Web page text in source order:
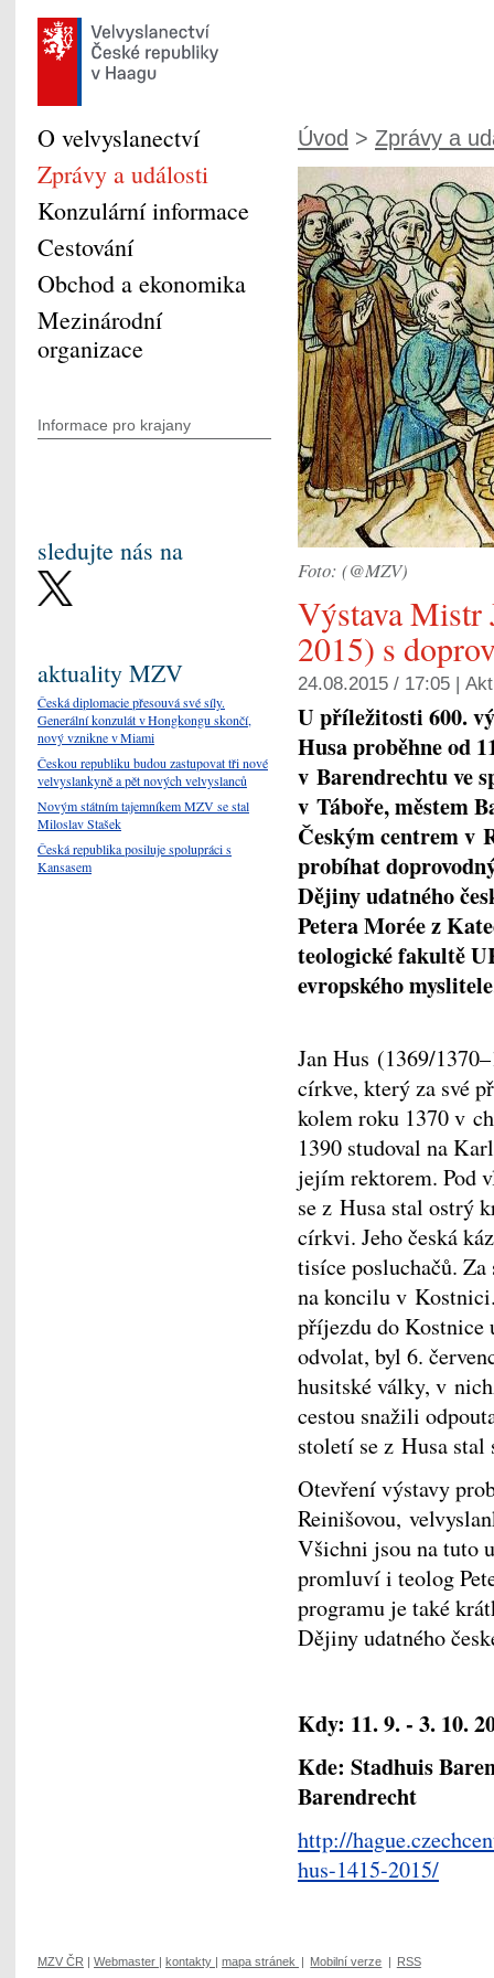
Úvod > Zprávy a
Foto: (@MZV)
Výstava Mistr
2015) s
24.08.2015 / 17:05 |
U příležitosti 600.
Husa proběhne od
v Barendrechtu ve
v Táboře, městem
Českým centrem v
probíhat
Dějiny udatného
Petera Morée z
teologické fakultě
evropského
Jan Hus (1369/
církve, který za své
kolem roku 1370 v
1390 studoval na
jejím rektorem. Pod
se z Husa stal ostrý
církvi. Jeho česká
tisíce posluchačů.
na koncilu v
příjezdu do Kostnice
odvolat, byl 6.
husitské války, v
cestou snažili
století se z Husa stal
Otevření výstavy
Reinišovou,
Všichni jsou na tuto
promluví i teolog
programu je také
Dějiny udatného
Kdy: 11. 9. - 3. 10.
Kde: Stadhuis
Barendrecht
http://
hus-1415-2015/
O velvyslanectví
Zprávy a události
Konzulární informace
Cestování
Obchod a ekonomika
Mezinárodní
organizace
Informace pro krajany
sledujte nás na
aktuality MZV
Česká diplomacie přesouvá své síly.
Generální konzulát v Hongkongu skončí,
nový vznikne v Miami
Českou republiku budou zastupovat tři nové
velvyslankyně a pět nových velvyslanců
Novým státním tajemníkem MZV se stal
Miloslav Stašek
Česká republika posiluje spolupráci s
Kansasem
MZV ČR | Webmaster | kontakty | mapa stránek | Mobilní verze | RSS